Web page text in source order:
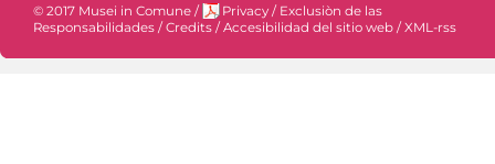
© 2017 Musei in Comune / Privacy / Exclusiòn de las
Responsabilidades /Credits /Accesibilidad del sitio web /XML-rss